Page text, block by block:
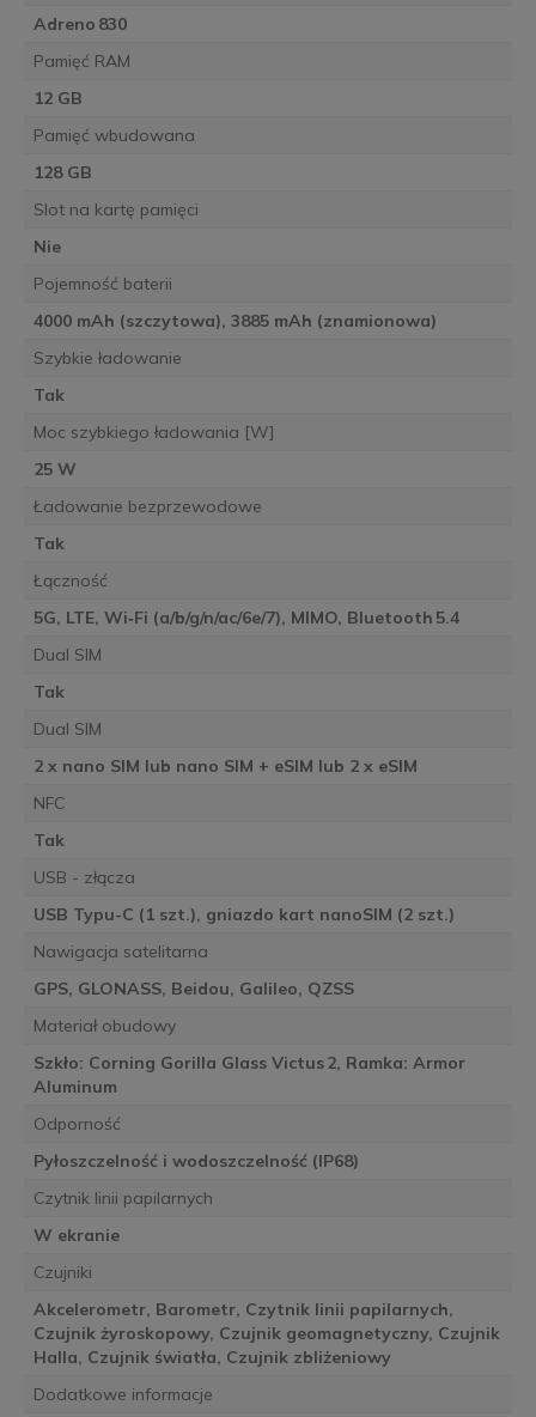
Adreno 830
Pamięć RAM
12 GB
Pamięć wbudowana
128 GB
Slot na kartę pamięci
Nie
Pojemność baterii
4000 mAh (szczytowa), 3885 mAh (znamionowa)
Szybkie ładowanie
Tak
Moc szybkiego ładowania [W]
25 W
Ładowanie bezprzewodowe
Tak
Łączność
5G, LTE, Wi‑Fi (a/b/g/n/ac/6e/7), MIMO, Bluetooth 5.4
Dual SIM
Tak
Dual SIM
2 x nano SIM lub nano SIM + eSIM lub 2 x eSIM
NFC
Tak
USB - złącza
USB Typu-C (1 szt.), gniazdo kart nanoSIM (2 szt.)
Nawigacja satelitarna
GPS, GLONASS, Beidou, Galileo, QZSS
Materiał obudowy
Szkło: Corning Gorilla Glass Victus 2, Ramka: Armor
Aluminum
Odporność
Pyłoszczelność i wodoszczelność (IP68)
Czytnik linii papilarnych
W ekranie
Czujniki
Akcelerometr, Barometr, Czytnik linii papilarnych,
Czujnik żyroskopowy, Czujnik geomagnetyczny, Czujnik
Halla, Czujnik światła, Czujnik zbliżeniowy
Dodatkowe informacje